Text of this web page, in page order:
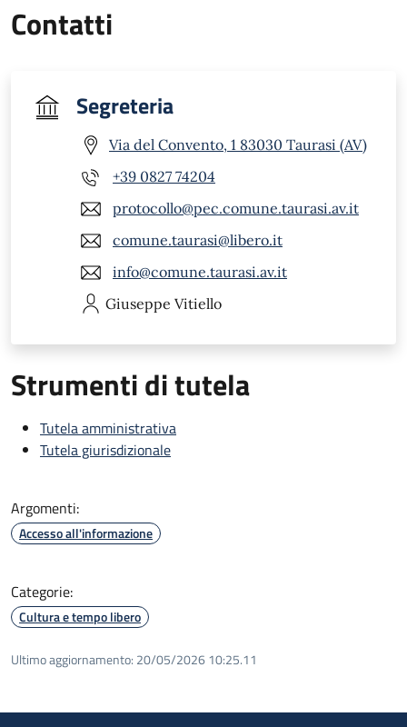
Contatti
Segreteria
Via del Convento, 1 83030 Taurasi (AV)
+39 0827 74204
protocollo@pec.comune.taurasi.av.it
comune.taurasi@libero.it
info@comune.taurasi.av.it
Giuseppe Vitiello
Strumenti di tutela
Tutela amministrativa
Tutela giurisdizionale
Argomenti:
Accesso all'informazione
Categorie:
Cultura e tempo libero
Ultimo aggiornamento: 20/05/2026 10:25.11